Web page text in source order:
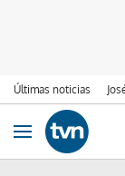
Últimas noticias
Ir al contenido
Obrir navegació